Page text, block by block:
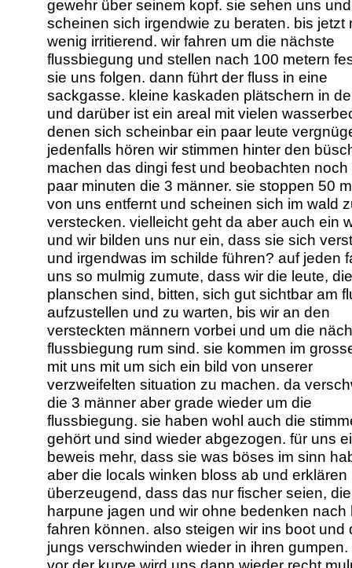
gewehr über seinem kopf. sie sehen uns und
scheinen sich irgendwie zu beraten. bis jetzt
wenig irritierend. wir fahren um die nächste
flussbiegung und stellen nach 100 metern
sie uns folgen. dann führt der fluss in eine
sackgasse. kleine kaskaden plätschern in
und darüber ist ein areal mit vielen
denen sich scheinbar ein paar leute
jedenfalls hören wir stimmen hinter den
machen das dingi fest und beobachten noch
paar minuten die 3 männer. sie stoppen 50
von uns entfernt und scheinen sich im wald
verstecken. vielleicht geht da aber auch ein
und wir bilden uns nur ein, dass sie sich
und irgendwas im schilde führen? auf jeden
uns so mulmig zumute, dass wir die leute,
planschen sind, bitten, sich gut sichtbar am
aufzustellen und zu warten, bis wir an den
versteckten männern vorbei und um die
flussbiegung rum sind. sie kommen im
mit uns mit um sich ein bild von unserer
verzweifelten situation zu machen. da
die 3 männer aber grade wieder um die
flussbiegung. sie haben wohl auch die
gehört und sind wieder abgezogen. für uns
beweis mehr, dass sie was böses im sinn
aber die locals winken bloss ab und erklären
überzeugend, dass das nur fischer seien,
harpune jagen und wir ohne bedenken nach
fahren können. also steigen wir ins boot und
jungs verschwinden wieder in ihren gumpen.